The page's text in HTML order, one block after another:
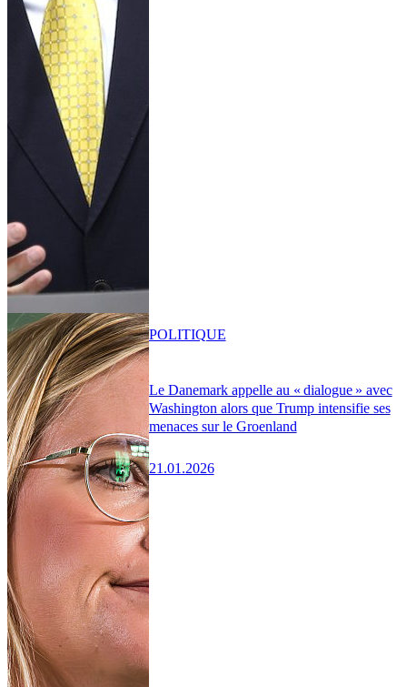
Le Danemark appelle au « dialogue » avec
Washington alors que Trump intensifie ses
menaces sur le Groenland
21.01.2026
POLITIQUE